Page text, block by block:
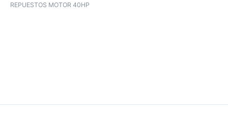
REPUESTOS MOTOR 40HP